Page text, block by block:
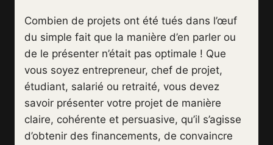
Combien de projets ont été tués dans l’œuf
du simple fait que la manière d’en parler ou
de le présenter n’était pas optimale ! Que
vous soyez entrepreneur, chef de projet,
étudiant, salarié ou retraité, vous devez
savoir présenter votre projet de manière
claire, cohérente et persuasive, qu’il s’agisse
d’obtenir des financements, de convaincre